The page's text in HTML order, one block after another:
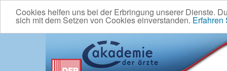
Cookies helfen uns bei der Erbringung unserer Dienste.
sich mit dem Setzen von Cookies einverstanden. Erfahren